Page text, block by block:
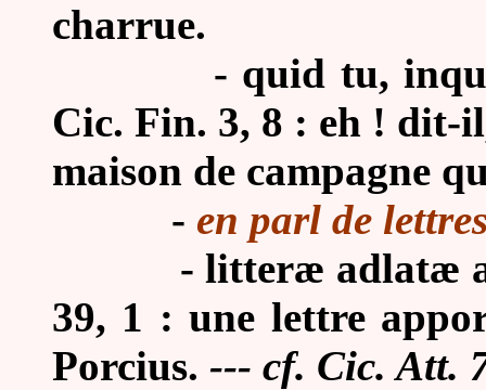
charrue.
- quid tu,
Cic. Fin. 3, 8 : eh ! dit-
maison de campagne
- en parl de
- litteræ adlatæ
39, 1 : une lettre
Porcius. --- cf. Cic. Att.